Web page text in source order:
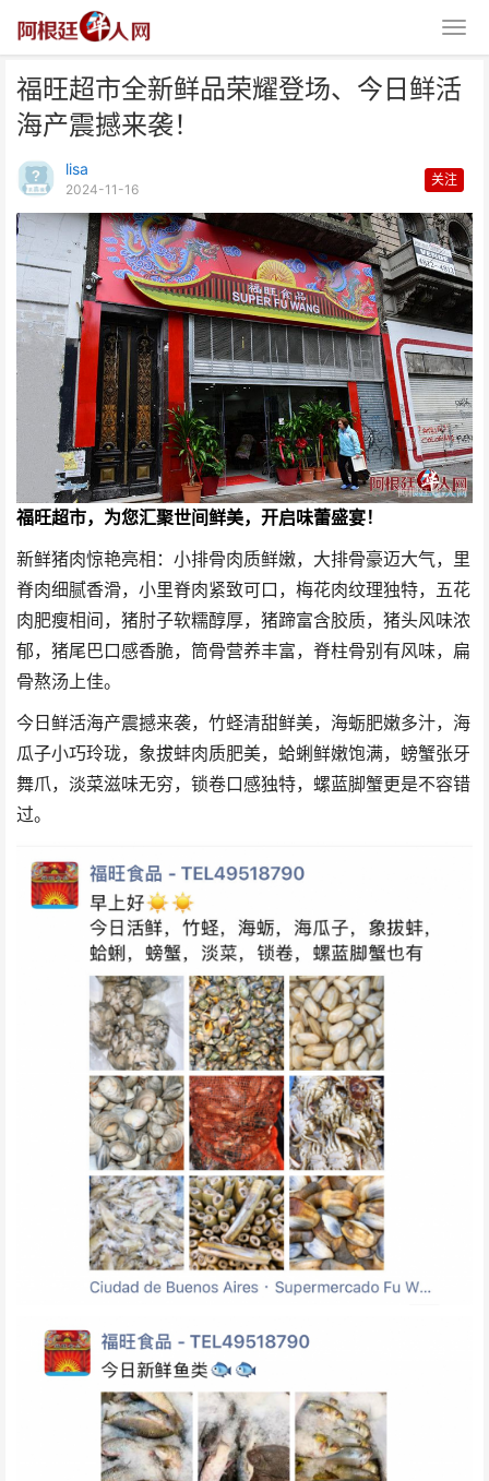
福旺超市全新鲜品荣耀登场、今日鲜活
海产震撼来袭！
lisa
2024-11-16
关注
福旺超市，为您汇聚世间鲜美，开启味蕾盛宴！
新鲜猪肉惊艳亮相：小排骨肉质鲜嫩，大排骨豪迈大气，里
脊肉细腻香滑，小里脊肉紧致可口，梅花肉纹理独特，五花
肉肥瘦相间，猪肘子软糯醇厚，猪蹄富含胶质，猪头风味浓
郁，猪尾巴口感香脆，筒骨营养丰富，脊柱骨别有风味，扁
骨熬汤上佳。
今日鲜活海产震撼来袭，竹蛏清甜鲜美，海蛎肥嫩多汁，海
瓜子小巧玲珑，象拔蚌肉质肥美，蛤蜊鲜嫩饱满，螃蟹张牙
舞爪，淡菜滋味无穷，锁卷口感独特，螺蓝脚蟹更是不容错
过。
福旺超市全新鲜品荣耀登场、今日
鲜活海产震撼来袭！